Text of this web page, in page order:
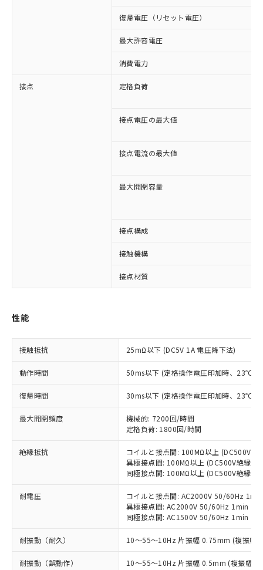
復帰電圧（リセット電圧）
最大許容電圧
消費電力
接点 定格負荷
接点電圧の最大値
接点電流の最大値
最大開閉容量
接点構成
接触機構
接点材質
性能
接触抵抗 25mΩ以下 (DC5V 1A 電圧降下法)
動作時間 50ms以下 (定格操作電圧印加時、23℃、
復帰時間 30ms以下 (定格操作電圧印加時、23℃、
最大開閉頻度
機械的: 7200回/時間
定格負荷: 1800回/時間
絶縁抵抗
コイルと接点間: 100MΩ以上 (DC500V絶
異極接点間: 100MΩ以上 (DC500V絶縁抵
同極接点間: 100MΩ以上 (DC500V絶縁抵
耐電圧
コイルと接点間: AC2000V 50/60Hz 1min
異極接点間: AC2000V 50/60Hz 1min
同極接点間: AC1500V 50/60Hz 1min
耐振動（耐久） 10～55～10Hz 片振幅 0.75mm (複振幅
耐振動（誤動作） 10～55～10Hz 片振幅 0.5mm (複振幅
ご利用条件
以下の条件をお読みいただき、同意のうえ
ご利用ください。
本サービスは、当社制御機器事業取扱
商品の当社在庫状況および標準価格
(税抜)を提供させていただくもので
当社制御機器事業取扱商品の中には、
本サービスの対象外となる商品もある
ことをご了承ください。
在庫状況および標準価格照会結果は、
記載している更新日時点での社内デー
タに基づき作成されるものであり、閲
覧された時点での実際の在庫および標
了承ください。
有に対応した製品に切り替える予定のある
商品です。
対応予定なし：EU RoHS指令（10物質）の
非含有に非対応の商品で、対応品を出す予
定はありません。
調査・確認中：EU RoHS指令（10物質）の
非含有の対応状況を調査中または確認中の
非該当品：ライセンス料など無形物で、有
害物質有無と関係のない商品です。
仕入先様の事情により、非含有部品として
いたものが、含有品と判明した場合などや
むを得ず変更することがあります。
*EU RoHS指令（10物質）：
六価クロム(Cr(Ⅵ)) 1000ppm以下、ポリ臭化ビフェニル
類(PBB) 1000ppm以下、ポリ臭化ジフェニルエーテル類
(PBDE) 1000ppm以下、フタル酸ビス(2-エチルヘキシ
※1 中国RoHS○×表
「○」：最大均質材料含有率が中国RoHSの
基準値以下であることを示します。
「×」：最大均質材料含有率が中国RoHSの
基準値を超えていることを示します。
「－」：未確認です。当社販売部門へお問
*中国RoHS10物質の基準値 (GB/T26572)：
Pb(鉛) :1000ppm、 Hg(水銀) : 1000ppm、 Cd(カドミウ
ム) : 100ppm、
Cr(Ⅵ)(六価クロム) : 1000ppm、 PBBs(ポリ臭化ビフェ
ニル類) : 1000ppm、 PBDEs(ポリ臭化ジフェニルエーテ
当社は、これら貴社製品のうち、外国
為替および外国貿易法に定める商品
（以下｢規制貨物等」という）を輸出
または国外への提供する場合は、日本
国政府の輸出許可(または役務取引許
可)を取得するなどの必要な手続きを
号
○ 一定数以上の在庫あり